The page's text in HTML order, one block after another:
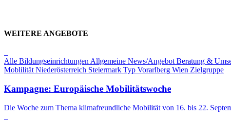
WEITERE ANGEBOTE
Alle BildungseinrichtungenAllgemeine News/Angebot Beratung &
Moblilität Niederösterreich Steiermark Typ Vorarlberg Wien Zielgruppe
Kampagne: Europäische Mobilitätswoche
Die Woche zum Thema klimafreundliche Mobilität von 16. bis 22.